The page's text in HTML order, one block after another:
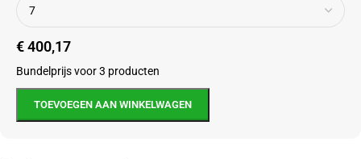
€400,17
Bundelprijs voor 3 producten
TOEVOEGEN AAN WINKELWAGEN